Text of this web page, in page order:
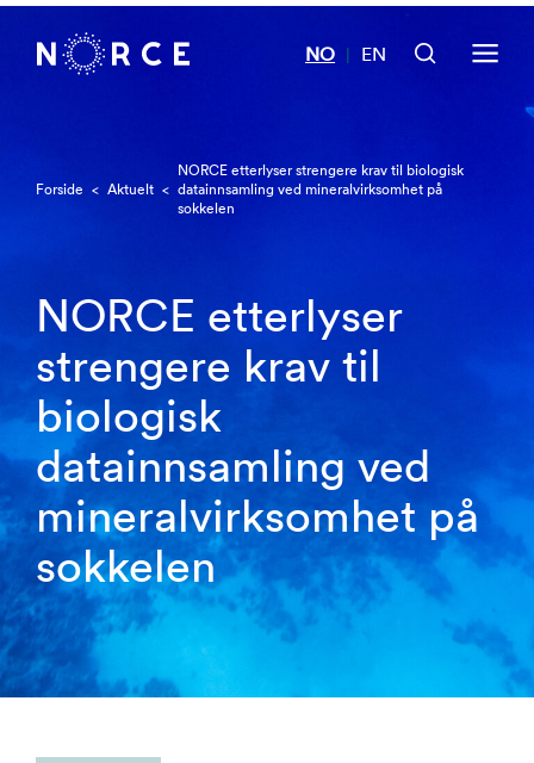
NO | EN
Forside < Aktuelt <
NORCE etterlyser strengere krav til biologisk
datainnsamling ved mineralvirksomhet på
sokkelen
NORCE etterlyser
strengere krav til
biologisk
datainnsamling ved
mineralvirksomhet på
sokkelen